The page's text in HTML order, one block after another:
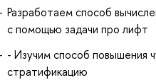
Разработаем способ
с помощью задачи про лифт
- Изучим способ повышения
стратификацию